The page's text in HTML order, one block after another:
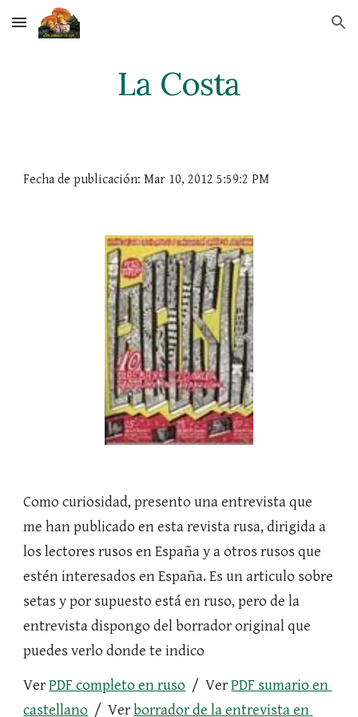
Skip to main content Skip to navigation
La Costa
Fecha de publicación: Mar 10, 2012 5:59:2 PM
Como curiosidad, presento una entrevista que
me han publicado en esta revista rusa, dirigida a
los lectores rusos en España y a otros rusos que
estén interesados en España. Es un articulo sobre
setas y por supuesto está en ruso, pero de la
entrevista dispongo del borrador original que
puedes verlo donde te indico
Ver PDF completo en ruso
  /  Ver
PDF sumario en
castellano
  /  Ver
borrador de la entrevista en